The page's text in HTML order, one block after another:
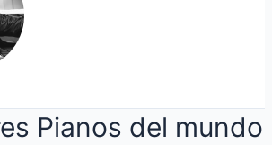
Pianos del mundo